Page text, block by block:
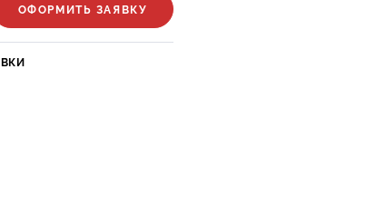
ОФОРМИТЬ ЗАЯВКУ